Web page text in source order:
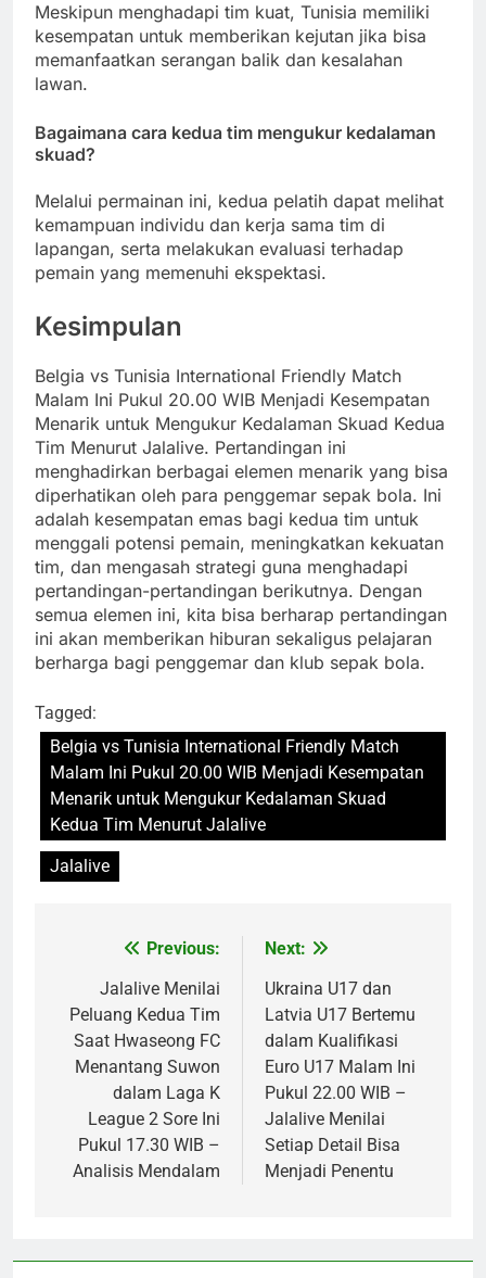
Meskipun menghadapi tim kuat, Tunisia memiliki
kesempatan untuk memberikan kejutan jika bisa
memanfaatkan serangan balik dan kesalahan
lawan.
Bagaimana cara kedua tim mengukur kedalaman
skuad?
Melalui permainan ini, kedua pelatih dapat melihat
kemampuan individu dan kerja sama tim di
lapangan, serta melakukan evaluasi terhadap
pemain yang memenuhi ekspektasi.
Kesimpulan
Belgia vs Tunisia International Friendly Match
Malam Ini Pukul 20.00 WIB Menjadi Kesempatan
Menarik untuk Mengukur Kedalaman Skuad Kedua
Tim Menurut Jalalive. Pertandingan ini
menghadirkan berbagai elemen menarik yang bisa
diperhatikan oleh para penggemar sepak bola. Ini
adalah kesempatan emas bagi kedua tim untuk
menggali potensi pemain, meningkatkan kekuatan
tim, dan mengasah strategi guna menghadapi
pertandingan-pertandingan berikutnya. Dengan
semua elemen ini, kita bisa berharap pertandingan
ini akan memberikan hiburan sekaligus pelajaran
berharga bagi penggemar dan klub sepak bola.
Tagged:
Belgia vs Tunisia International Friendly Match
Malam Ini Pukul 20.00 WIB Menjadi Kesempatan
Menarik untuk Mengukur Kedalaman Skuad
Kedua Tim Menurut Jalalive
Jalalive
navigation
Previous:
Jalalive Menilai
Peluang Kedua Tim
Saat Hwaseong FC
Menantang Suwon
dalam Laga K
League 2 Sore Ini
Pukul 17.30 WIB –
Analisis Mendalam
Next:
Ukraina U17 dan
Latvia U17 Bertemu
dalam Kualifikasi
Euro U17 Malam Ini
Pukul 22.00 WIB –
Jalalive Menilai
Setiap Detail Bisa
Menjadi Penentu